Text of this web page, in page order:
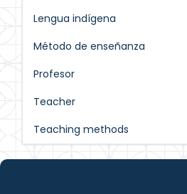
Lengua indígena
Método de enseñanza
Profesor
Teacher
Teaching methods